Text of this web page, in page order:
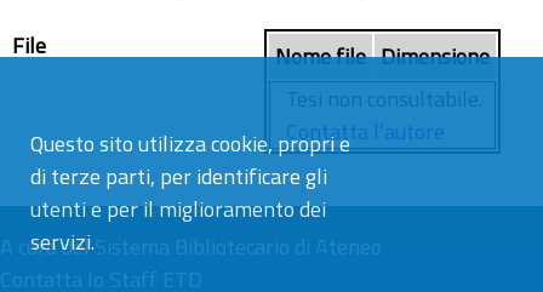
Questo sito utilizza cookie, propri e
di terze parti, per identificare gli
utenti e per il miglioramento dei
servizi.
del sistema di identificazione e tracciabilità dei
componenti prodotti internamente, destinati ad
essere inviati all'esterno. L'obiettivo è stato quello di
migliorare la conformità del prodotto inviato,
tipicamente in termini di tipologia del mix e
numerosità, passando dalla gestione manuale di
alcune operazioni a metodi maggiormente
automatizzati. Il progetto ha avuto il suo incipit con
File Nome file Dimensione
Tesi non consultabile.
Contatta l’autore
A cura delSistema Bibliotecario di Ateneo
Contatta lo Staff ETD